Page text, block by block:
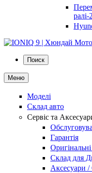
ралі-
Поиск
Меню
Моделі
Склад авто
Сервіс та
Гарантія
Склад для
Аксесуари /